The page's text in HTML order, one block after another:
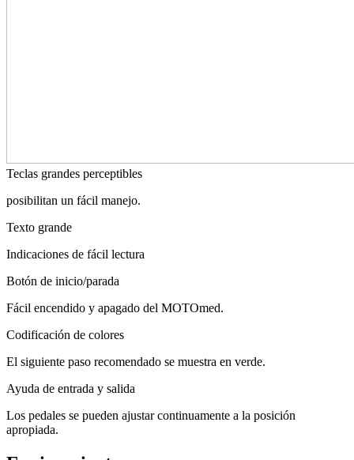
Teclas grandes perceptibles
posibilitan un fácil manejo.
Texto grande
Indicaciones de fácil lectura
Botón de inicio/parada
Fácil encendido y apagado del MOTOmed.
Codificación de colores
El siguiente paso recomendado se muestra en verde.
Ayuda de entrada y salida
Los pedales se pueden ajustar continuamente a la posición
apropiada.